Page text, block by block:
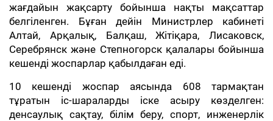
жағдайын жақсарту бойынша нақты мақсаттар
белгіленген. Бұған дейін Министрлер кабинеті
Алтай, Арқалық, Балқаш, Жітіқара, Лисаковск,
Серебрянск және Степногорск қалалары бойынша
кешенді жоспарлар қабылдаған еді.
10 кешенді жоспар аясында 608 тармақтан
тұратын іс-шараларды іске асыру көзделген:
денсаулық сақтау, білім беру, спорт, инженерлік